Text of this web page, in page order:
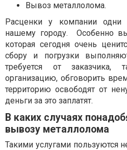
Вывоз металлолома.
Расценки у компании
нашему городу.
Особенно
которая сегодня очень
сбору и погрузки
требуется от
организацию, обговорить
территорию освободят от
деньги за это заплатят.
В каких случаях
вывозу металлолома
Такими услугами пользуются